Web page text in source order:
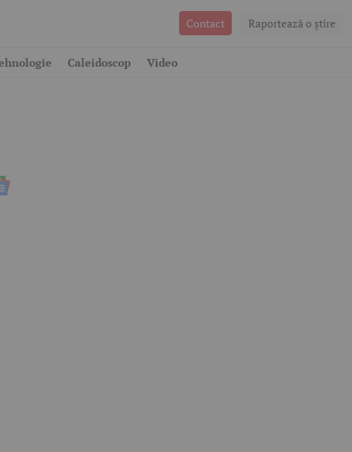
Contact Raportează o ştire
Caleidoscop Video